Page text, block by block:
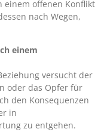
einem offenen Konflikt
nach Wegen,
einem
versucht der
oder das Opfer für
den Konsequenzen
in
zu entgehen.